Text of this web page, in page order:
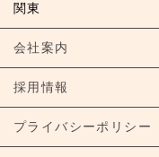
関東
会社案内
採用情報
プライバシーポリシー